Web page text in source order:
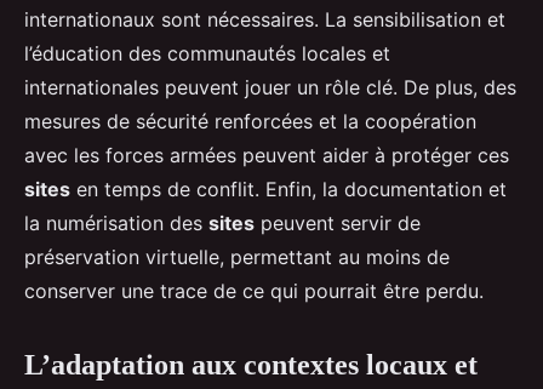
internationaux sont nécessaires. La sensibilisation et
l’éducation des communautés locales et
internationales peuvent jouer un rôle clé. De plus, des
mesures de sécurité renforcées et la coopération
avec les forces armées peuvent aider à protéger ces
sites en temps de conflit. Enfin, la documentation et
la numérisation des sites peuvent servir de
préservation virtuelle, permettant au moins de
conserver une trace de ce qui pourrait être perdu.
L’adaptation aux contextes locaux et